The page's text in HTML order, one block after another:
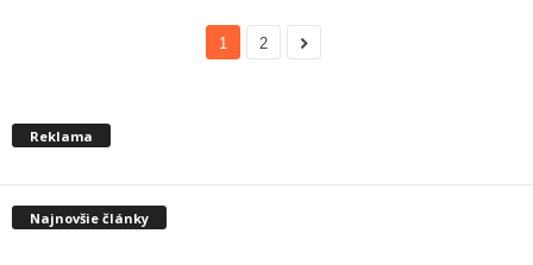
1 2
Reklama
Najnovšie články